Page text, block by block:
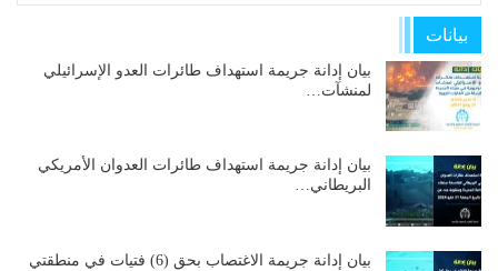
بيانات
بيان إدانة جريمة استهداف طائرات العدو الإسرائيلي
لمنشآت…
بيان إدانة جريمة استهداف طائرات العدوان الأمريكي
البريطاني…
بيان إدانة جريمة الاغتصاب بحق (6) فتيات في منطقتي